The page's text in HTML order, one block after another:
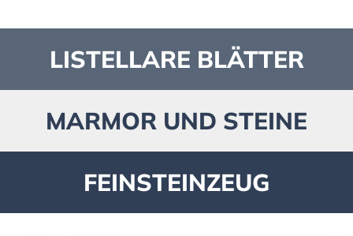
LISTELLARE BLÄTTER
MARMOR UND STEINE
FEINSTEINZEUG